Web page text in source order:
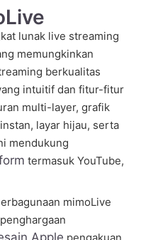
lunak live streaming
memungkinkan
berkualitas
intuitif dan fitur-fitur
multi-layer, grafik
layar hijau, serta
mendukung
termasuk YouTube,
mimoLive
Apple